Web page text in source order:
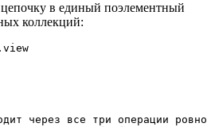
в единый поэлементный
коллекций:
через все три операции